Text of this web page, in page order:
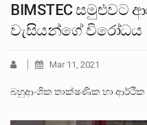
BIMSTEC සමුළුවට
වැසියන්ගේ විරෝධය
Mar 11, 2021
බහුආංශික තාක්ෂණික හා ආර්ථික